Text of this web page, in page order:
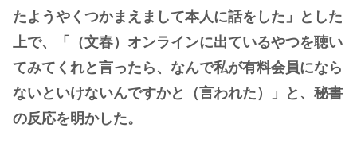
たようやくつかまえまして本人に話をした」とした
上で、「（文春）オンラインに出ているやつを聴い
てみてくれと言ったら、なんで私が有料会員になら
ないといけないんですかと（言われた）」と、秘書
の反応を明かした。